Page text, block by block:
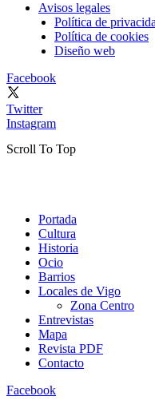
Avisos legales
Política de
Política de cookies
Diseño web
Facebook
Twitter
Instagram
Scroll To Top
Portada
Cultura
Historia
Ocio
Barrios
Locales de Vigo
Zona Centro
Entrevistas
Mapa
Revista PDF
Contacto
Facebook